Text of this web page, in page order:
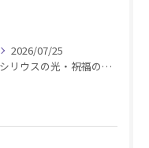
2026/07/25
シリウスの光・祝福の波動チャージ遠隔お知らせ〜銀河新年〜